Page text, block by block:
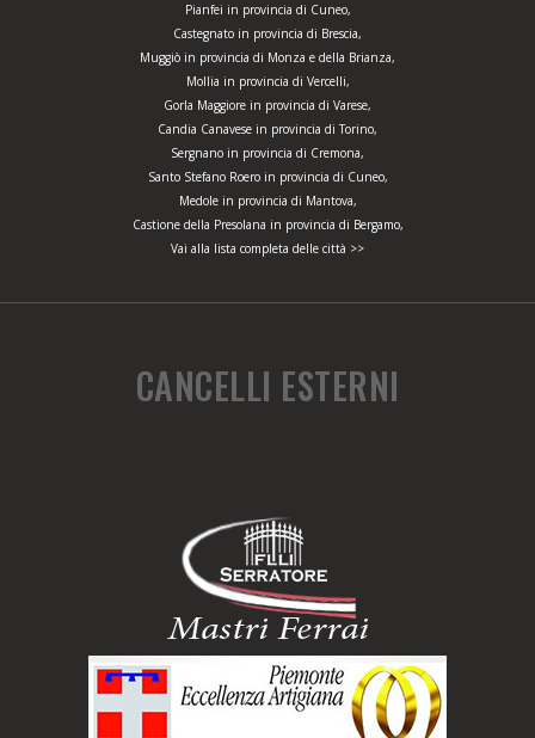
Pianfei in provincia di Cuneo,
Castegnato in provincia di Brescia,
Muggiò in provincia di Monza e della Brianza,
Mollia in provincia di Vercelli,
Gorla Maggiore in provincia di Varese,
Candia Canavese in provincia di Torino,
Sergnano in provincia di Cremona,
Santo Stefano Roero in provincia di Cuneo,
Medole in provincia di Mantova,
Castione della Presolana in provincia di Bergamo,
Vai alla lista completa delle città >>
CANCELLI ESTERNI